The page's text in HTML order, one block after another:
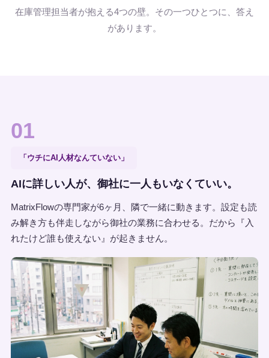
在庫管理担当者が抱える4つの壁。その一つひとつに、答え
があります。
01
「ウチにAI人材なんていない」
AIに詳しい人が、御社に一人もいなくていい。
MatrixFlowの専門家が6ヶ月、隣で一緒に動きます。設定も読
み解き方も伴走しながら御社の業務に合わせる。だから『入
れたけど誰も使えない』が起きません。